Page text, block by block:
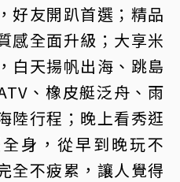
好友開趴首選；精品
感全面升級；大享米
白天揚帆出海、跳島
、橡皮艇泛舟、雨
陸行程；晚上看秀逛
身，從早到晚玩不
全不疲累，讓人覺得